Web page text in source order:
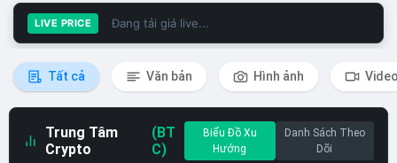
LIVE PRICE Đang tải giá live...
Tất cả Văn bản Hình ảnh
Trung Tâm
Crypto
(BT
C)
Biểu Đồ Xu
Hướng
Danh Sách Theo
Dõi